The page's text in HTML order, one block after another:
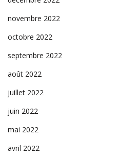
novembre 2022
octobre 2022
septembre 2022
août 2022
juillet 2022
juin 2022
mai 2022
avril 2022